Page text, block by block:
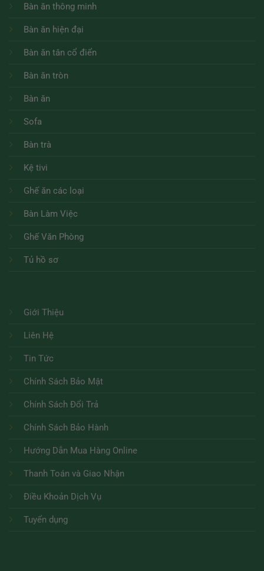
Bàn ăn thông minh
Bàn ăn hiện đại
Bàn ăn tân cổ điển
Bàn ăn tròn
Bàn ăn
Sofa
Bàn trà
Kệ tivi
Ghế ăn các loại
Bàn Làm Việc
Ghế Văn Phòng
Tủ hồ sơ
Giới Thiệu
Liên Hệ
Tin Tức
Chính Sách Bảo Mật
Chính Sách Đổi Trả
Chính Sách Bảo Hành
Hướng Dẫn Mua Hàng Online
Thanh Toán và Giao Nhận
Điều Khoản Dịch Vụ
Tuyển dụng